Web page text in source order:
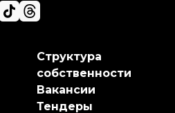
Структура
собственности
Вакансии
Тендеры